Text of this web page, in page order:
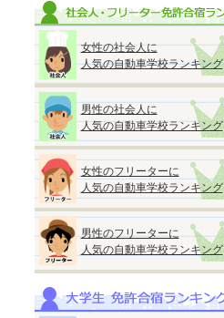
女性の社会人に
人気の自動車学校ランキング
男性の社会人に
人気の自動車学校ランキング
女性のフリーターに
人気の自動車学校ランキング
男性のフリーターに
人気の自動車学校ランキング